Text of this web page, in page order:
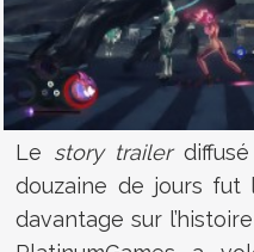
Le story trailer
douzaine de jours fut
davantage sur